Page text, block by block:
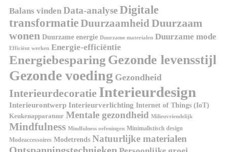
Balans vinden Data-analyseDigitale
transformatieDuurzaamheidDuurzaam
wonen Duurzame energie Duurzame materialen Duurzame mode
Efficiënt werken Energie-efficiëntie
Energiebesparing Gezonde levensstijl
Gezonde voeding Gezondheid
Interieurdecoratie Interieurdesign
Interieurontwerp Interieurverlichting Internet of Things (IoT)
Keukenapparatuur Mentale gezondheid Milieuvriendelijk
Mindfulness Mindfulness oefeningen Minimalistisch design
Modeaccessoires Modetrends Natuurlijke materialen